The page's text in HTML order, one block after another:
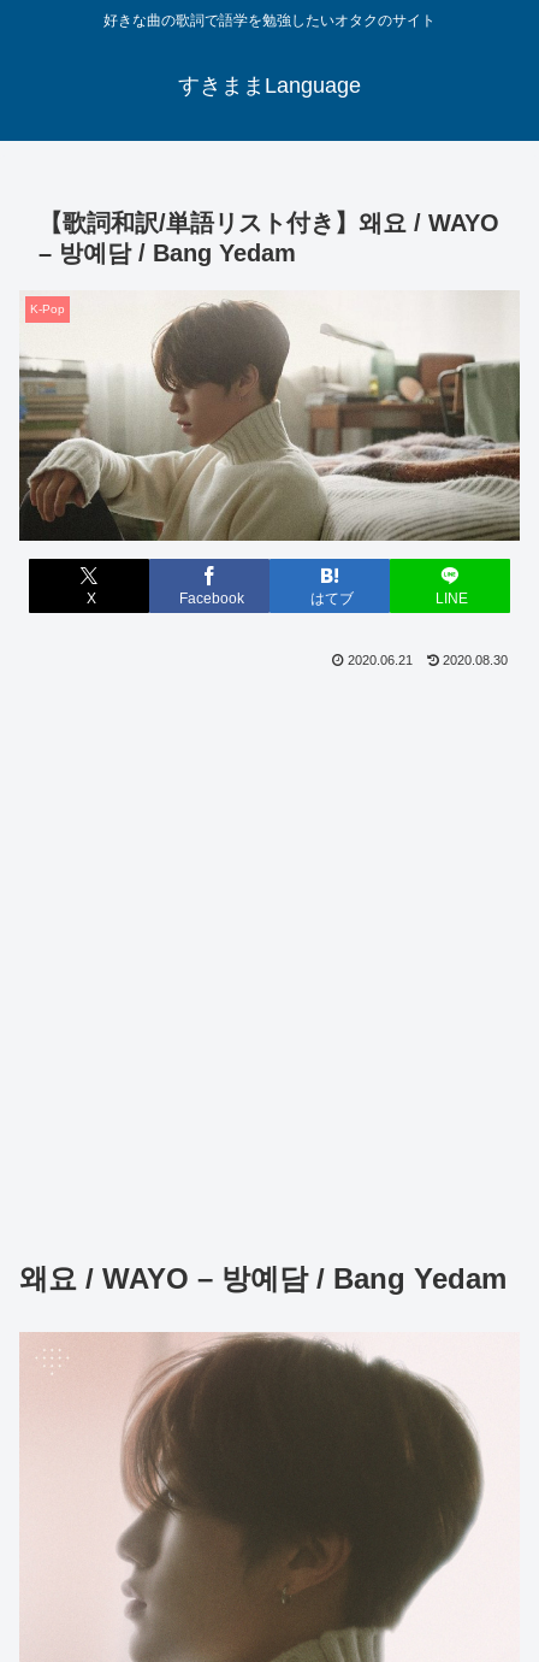
好きな曲の歌詞で語学を勉強したいオタクのサイト
すきままLanguage
【歌詞和訳/単語リスト付き】왜요 / WAYO
– 방예담 / Bang Yedam
K-Pop
X Facebook はてブ LINE
2020.06.21 2020.08.30
왜요 / WAYO – 방예담 / Bang Yedam